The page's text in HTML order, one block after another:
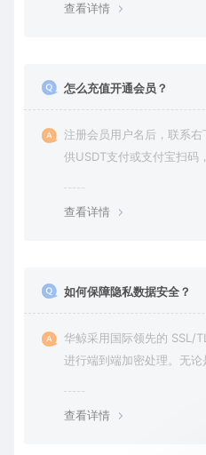
查看详情
怎么充值开通会员？
注册会员用户名后，联系
供USDT支付或支付宝扫码
查看详情
如何保障隐私数据安全？
华鲸采用国际领先的 SSL/
进行端到端加密处理。无
查看详情